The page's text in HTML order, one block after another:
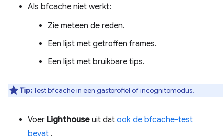
Als bfcache niet werkt:
Zie meteen de reden.
Een lijst met getroffen frames.
Een lijst met bruikbare tips.
Tip:Test bfcache in een gastprofiel of incognitomodus.
Voer Lighthouse uit dat ook de bfcache-test
bevat .